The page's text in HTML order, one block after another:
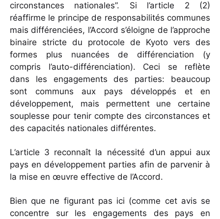
circonstances nationales”. Si l’article 2 (2)
réaffirme le principe de responsabilités communes
mais différenciées, l’Accord s’éloigne de l’approche
binaire stricte du protocole de Kyoto vers des
formes plus nuancées de différenciation (y
compris l’auto-différenciation). Ceci se reflète
dans les engagements des parties: beaucoup
sont communs aux pays développés et en
développement, mais permettent une certaine
souplesse pour tenir compte des circonstances et
des capacités nationales différentes.
L’article 3 reconnaît la nécessité d’un appui aux
pays en développement parties afin de parvenir à
la mise en œuvre effective de l’Accord.
Bien que ne figurant pas ici (comme cet avis se
concentre sur les engagements des pays en